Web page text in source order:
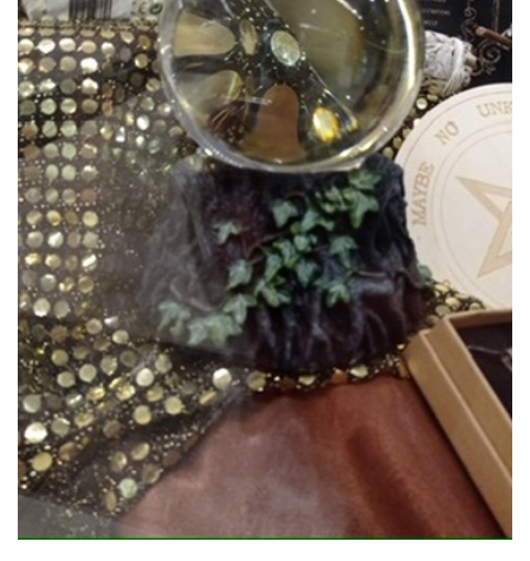
Diosas Celtas
Duendes
Feng Shui
Figuras Amuleto
Figuras Diosas Celtas
Flores de Bach
Hadas
Inciensos Mágicos
Instrumentos para el Altar
Libros y Agendas
Llamadores de Angeles,